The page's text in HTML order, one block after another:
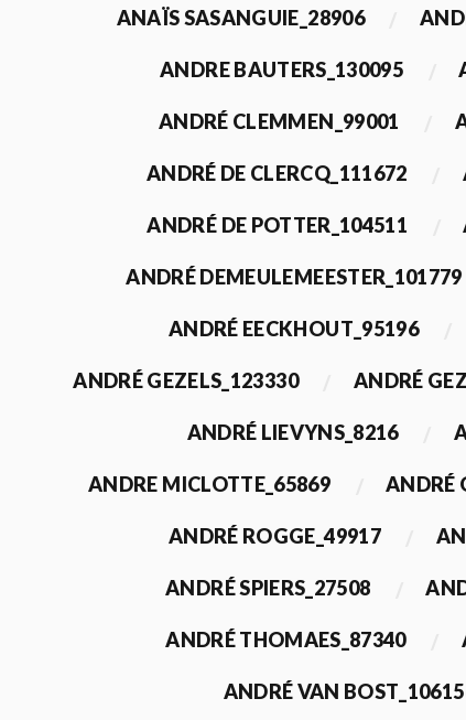
ANAÏS SASANGUIE_28906
ANDRE BAUTERS_130095
ANDRÉ CLEMMEN_99001
ANDRÉ DE CLERCQ_111672
ANDRÉ DE POTTER_104511
ANDRÉ DEMEULEMEESTER_101779
ANDRÉ EECKHOUT_95196
ANDRÉ GEZELS_123330 ANDRÉ
ANDRÉ LIEVYNS_8216
ANDRE MICLOTTE_65869 ANDRÉ
ANDRÉ ROGGE_49917
ANDRÉ SPIERS_27508
ANDRÉ THOMAES_87340
ANDRÉ VAN